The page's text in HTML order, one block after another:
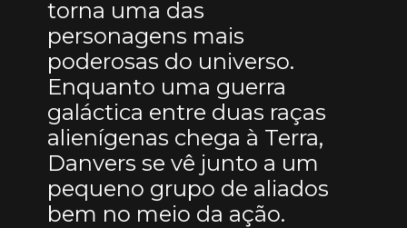
torna uma das
personagens mais
poderosas do universo.
Enquanto uma guerra
galáctica entre duas raças
alienígenas chega à Terra,
Danvers se vê junto a um
pequeno grupo de aliados
bem no meio da ação.